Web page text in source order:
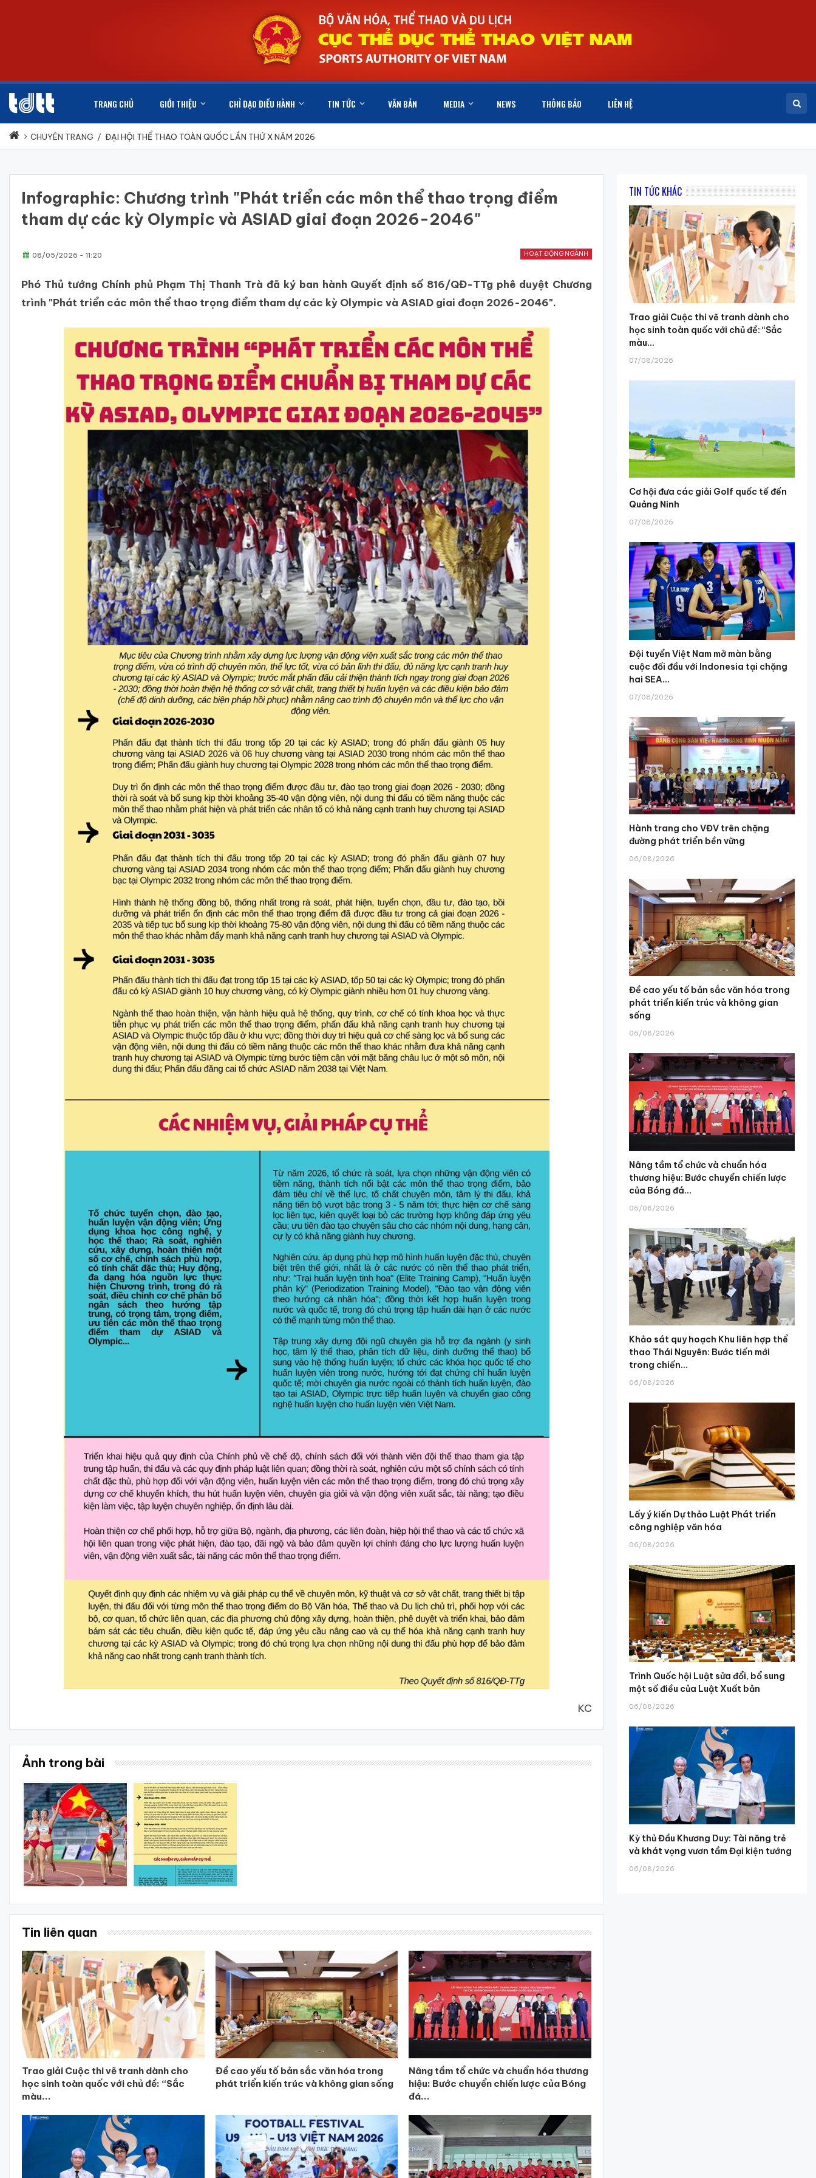
TRANG CHỦ GIỚI THIỆU CHỈ ĐẠO ĐIỀU HÀNH TIN TỨC VĂN BẢN MEDIA NEWS THÔNG BÁO LIÊN HỆ
CHUYÊN TRANG / ĐẠI HỘI THỂ THAO TOÀN QUỐC LẦN THỨ X NĂM 2026
Infographic: Chương trình "Phát triển các môn thể thao trọng điểm
tham dự các kỳ Olympic và ASIAD giai đoạn 2026-2046"
HOẠT ĐỘNG NGÀNH
08/05/2026 - 11:20
Phó Thủ tướng Chính phủ Phạm Thị Thanh Trà đã ký ban hành Quyết định số 816/QĐ-TTg phê duyệt Chương
trình "Phát triển các môn thể thao trọng điểm tham dự các kỳ Olympic và ASIAD giai đoạn 2026-2046".
KC
Ảnh trong bài
Tin liên quan
Trao giải Cuộc thi vẽ tranh dành cho
học sinh toàn quốc với chủ đề: “Sắc
màu...
Đề cao yếu tố bản sắc văn hóa trong
phát triển kiến trúc và không gian sống
Nâng tầm tổ chức và chuẩn hóa thương
hiệu: Bước chuyển chiến lược của Bóng
đá...
TIN TỨC KHÁC
Trao giải Cuộc thi vẽ tranh dành cho
học sinh toàn quốc với chủ đề: “Sắc
màu...
07/08/2026
Cơ hội đưa các giải Golf quốc tế đến
Quảng Ninh
07/08/2026
Đội tuyển Việt Nam mở màn bằng
cuộc đối đầu với Indonesia tại chặng
hai SEA...
07/08/2026
Hành trang cho VĐV trên chặng
đường phát triển bền vững
06/08/2026
Đề cao yếu tố bản sắc văn hóa trong
phát triển kiến trúc và không gian
sống
06/08/2026
Nâng tầm tổ chức và chuẩn hóa
thương hiệu: Bước chuyển chiến lược
của Bóng đá...
06/08/2026
Khảo sát quy hoạch Khu liên hợp thể
thao Thái Nguyên: Bước tiến mới
trong chiến...
06/08/2026
Lấy ý kiến Dự thảo Luật Phát triển
công nghiệp văn hóa
06/08/2026
Trình Quốc hội Luật sửa đổi, bổ sung
một số điều của Luật Xuất bản
06/08/2026
Kỳ thủ Đầu Khương Duy: Tài năng trẻ
và khát vọng vươn tầm Đại kiện tướng
06/08/2026